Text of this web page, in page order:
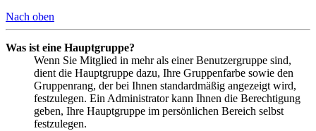
Nach oben
Was ist eine Hauptgruppe?
Wenn Sie Mitglied in mehr als einer Benutzergruppe sind,
dient die Hauptgruppe dazu, Ihre Gruppenfarbe sowie den
Gruppenrang, der bei Ihnen standardmäßig angezeigt wird,
festzulegen. Ein Administrator kann Ihnen die Berechtigung
geben, Ihre Hauptgruppe im persönlichen Bereich selbst
festzulegen.